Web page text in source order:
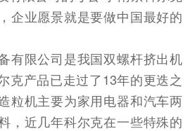
企业愿景就是要做中国最好的
有限公司是我国双螺杆挤出机
克产品已走过了13年的更迭之
粒机主要为家用电器和汽车两
，近几年科尔克在一些特殊的